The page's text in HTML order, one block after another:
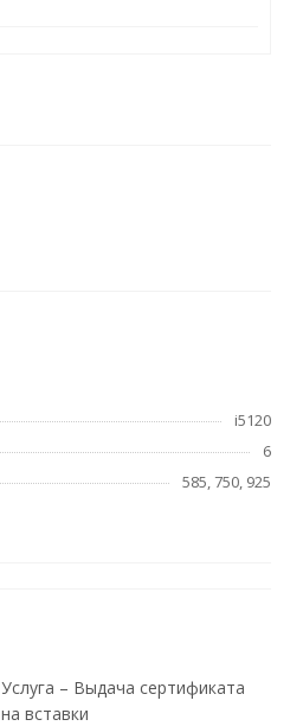
i5120
6
585, 750, 925
Услуга – Выдача сертификата
на вставки